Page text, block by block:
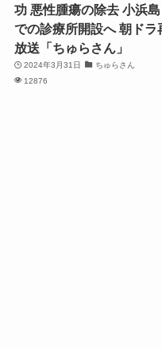
功 悪性腫瘍の除去 小浜島
での診療所開設へ 朝ドラ
放送「ちゅらさん」
2024年3月31日
ちゅらさん
12876